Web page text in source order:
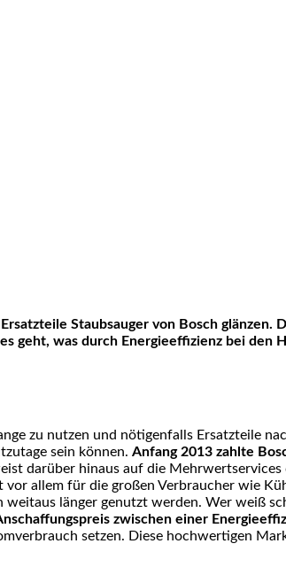
geht, was durch Energieeffizienz bei den
zu nutzen und nötigenfalls Ersatzteile
sein können. Anfang 2013 zahlte
darüber hinaus auf die Mehrwertservices
allem für die großen Verbraucher wie
länger genutzt werden. Wer weiß
zwischen einer
setzen. Diese hochwertigen